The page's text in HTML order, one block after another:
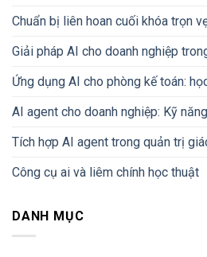
Chuẩn bị liên hoan cuối khóa trọn
Giải pháp AI cho doanh nghiệp
Ứng dụng AI cho phòng kế toán:
AI agent cho doanh nghiệp: Kỹ
Tích hợp AI agent trong quản trị
Công cụ ai và liêm chính học thuật
DANH MỤC